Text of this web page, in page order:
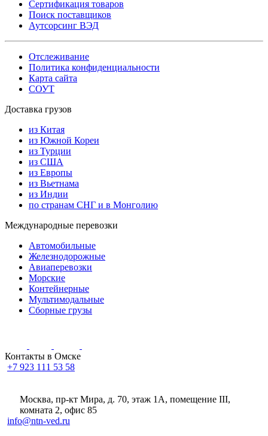
Сертификация товаров
Поиск поставщиков
Аутсорсинг ВЭД
Отслеживание
Политика конфиденциальности
Карта сайта
СОУТ
Доставка грузов
из Китая
из Южной Кореи
из Турции
из США
из Европы
из Вьетнама
из Индии
по странам СНГ и в Монголию
Международные перевозки
Автомобильные
Железнодорожные
Авиаперевозки
Морские
Контейнерные
Мультимодальные
Сборные грузы
Контакты в Омске
+7 923 111 53 58
Москва, пр-кт Мира, д. 70, этаж 1А, помещение III,
комната 2, офис 85
info@ntn-ved.ru